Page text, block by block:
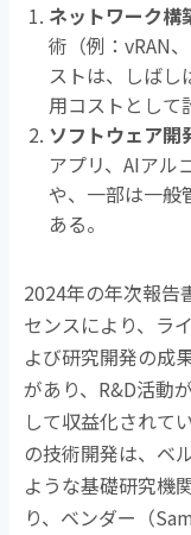
ネットワーク構
術（例： vRAN、
ストは、しばし
用コストとして
ソフトウェア開
アプリ、 AIアル
や、一部は一般
ある。
2024年の年次報告
センスにより、ラ
よび研究開発の成
があり、 R&D活動
して収益化されて
の技術開発は、ベ
ような基礎研究機
り、ベンダー（